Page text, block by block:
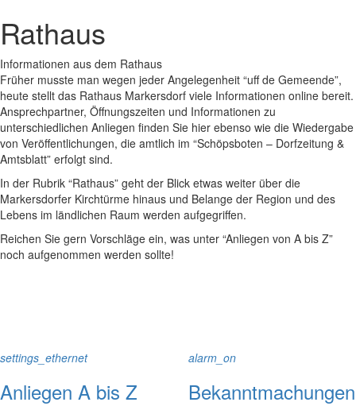
Rathaus
Informationen aus dem Rathaus
Früher musste man wegen jeder Angelegenheit “uff de Gemeende”,
heute stellt das Rathaus Markersdorf viele Informationen online bereit.
Ansprechpartner, Öffnungszeiten und Informationen zu
unterschiedlichen Anliegen finden Sie hier ebenso wie die Wiedergabe
von Veröffentlichungen, die amtlich im “Schöpsboten – Dorfzeitung &
Amtsblatt” erfolgt sind.
In der Rubrik “Rathaus” geht der Blick etwas weiter über die
Markersdorfer Kirchtürme hinaus und Belange der Region und des
Lebens im ländlichen Raum werden aufgegriffen.
Reichen Sie gern Vorschläge ein, was unter “Anliegen von A bis Z”
noch aufgenommen werden sollte!
settings_ethernet
Anliegen A bis Z
alarm_on
Bekanntmachungen